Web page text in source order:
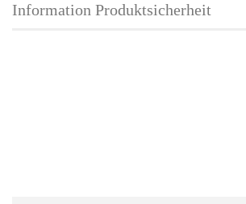
Information Produktsicherheit